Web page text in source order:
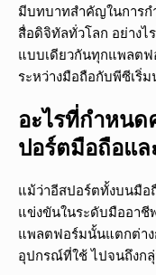
มีบทบาทสำคัญในการก
สื่อดิจิทัลทั่วโลก อย่างไ
แบบเดียวกันทุกแพลต
ระหว่างมือถือกับพีซีเริ่
อะไรที่กำหน
ปอร์ตมือถือแ
แม้ว่าอีสปอร์ตทั้งบนมือ
แข่งขันในระดับมืออา
แพลตฟอร์มนั้นแตกต่าง
อุปกรณ์ที่ใช้ ไปจนถึงก